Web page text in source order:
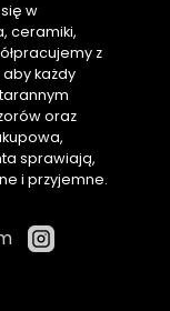
w
ceramiki,
z
każdy
oraz
sprawiają,
i przyjemne.